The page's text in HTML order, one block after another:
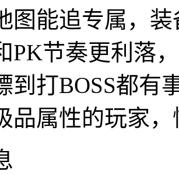
图能追专属，
PK节奏更利落
到打BOSS都有
品属性的玩家